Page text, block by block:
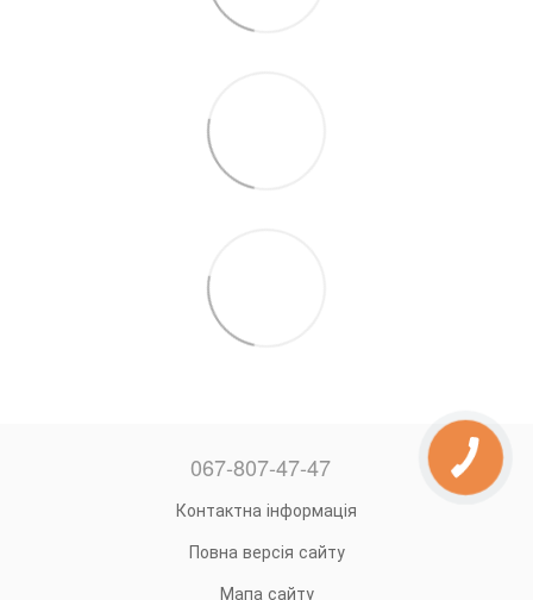
067-807-47-47
Контактна інформація
Повна версія сайту
Мапа сайту